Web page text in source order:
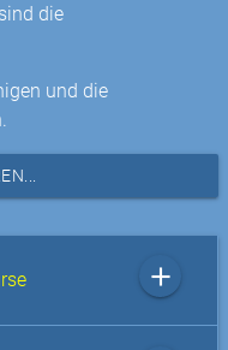
die
und die
add